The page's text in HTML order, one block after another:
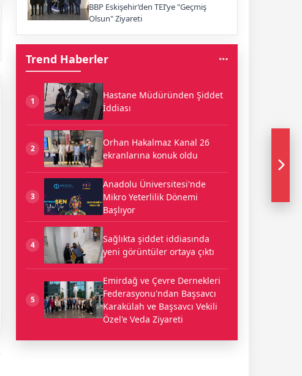
BBP Eskişehir’den TEI’ye "Geçmiş
Olsun" Ziyareti
Trend Haberler
1
Hastane Müdüründen Şiddet
İddiası
2
Orhan Hakalmaz Kanal 26
ekranlarına konuk oldu
3
Anadolu Üniversitesi'nde
Mikro Yeterlilik Dönemi
Başlıyor
4
Sağlıkta şiddet iddiasında
yeni görüntüler ortaya çıktı
5
Emirdağ ve Çevre Dernekleri
Federasyonu'ndan Başsavcı
Karakülah ve Başsavcı Vekili
Özel'e Veda Ziyareti